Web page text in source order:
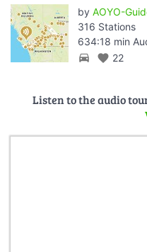
by AOYO-
316 Stations
634:18 min
directions_car favorite 22
Listen to the audio